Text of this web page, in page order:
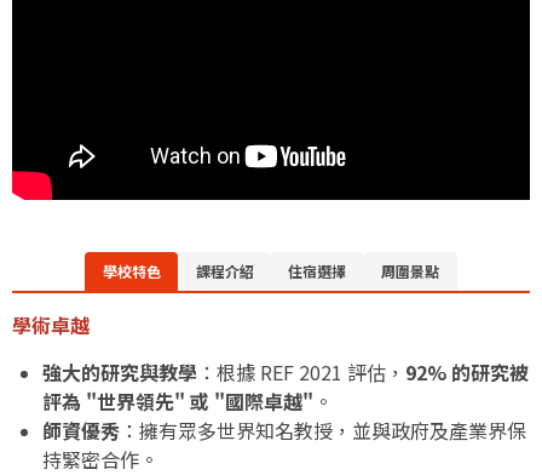
學校特色 課程介紹 住宿選擇 周圍景點
學術卓越
強大的研究與教學 ：根據 REF 2021 評估， 92% 的研究被
評為 "世界領先" 或 "國際卓越" 。
師資優秀 ：擁有眾多世界知名教授，並與政府及產業界保
持緊密合作。